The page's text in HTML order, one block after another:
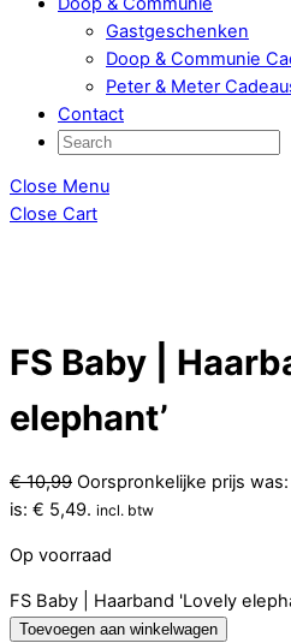
Gastgeschenken
Doop & Communie
Peter & Meter
Contact
Close Menu
Close Cart
FS Baby |
elephant’
€10,99 Oorspronkelijke prijs
is: € 5,49. incl. btw
Op voorraad
FS Baby | Haarband 'Lovely
Toevoegen aan winkelwagen